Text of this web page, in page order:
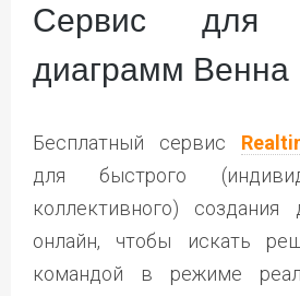
Cервис для
диаграмм Венна
Бесплатный сервис
для быстрого
коллективного) создания
онлайн, чтобы искать
командой в режиме